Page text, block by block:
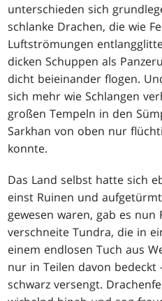
unterschieden sich
schlanke Drachen, die wie
Luftströmungen
dicken Schuppen als
dicht beieinander flogen.
sich mehr wie Schlangen
großen Tempeln in den
Sarkhan von oben nur
konnte.
Das Land selbst hatte sich
einst Ruinen und
gewesen waren, gab es nun
verschneite Tundra, die in
einem endlosen Tuch aus
nur in Teilen davon bedeckt
schwarz versengt.